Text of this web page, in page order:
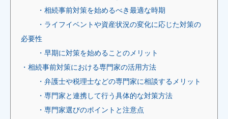
・相続事前対策を始めるべき最適な時期
・ライフイベントや資産状況の変化に応じた対策の
必要性
・早期に対策を始めることのメリット
・相続事前対策における専門家の活用方法
・弁護士や税理士などの専門家に相談するメリット
・専門家と連携して行う具体的な対策方法
・専門家選びのポイントと注意点